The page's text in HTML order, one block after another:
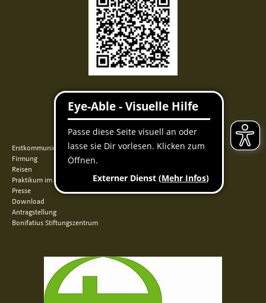
QUICKLINKS
Erstkommunion
Firmung
Reisen
Praktikum im Norden
Presse
Download
Antragstellung
Bonifatius Stiftungszentrum